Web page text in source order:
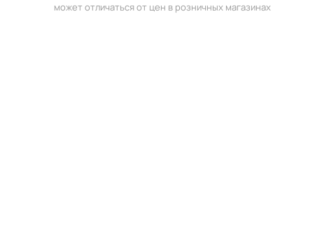
может отличаться от цен в розничных магазинах